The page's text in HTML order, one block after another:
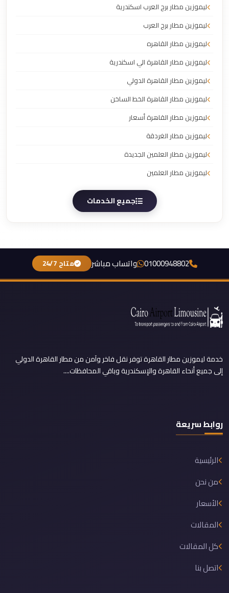
ليموزين مطار برج العرب اسكندرية
ليموزين مطار برج العرب
ليموزين مطار القاهره
ليموزين مطار القاهرة الي اسكندرية
ليموزين مطار القاهرة الدولي
ليموزين مطار القاهرة الخط الساخن
ليموزين مطار القاهرة أسعار
ليموزين مطار الغردقة
ليموزين مطار العلمين الجديدة
ليموزين مطار العلمين
جميع الخدمات
01000948802 واتساب مباشر متاح 24/7
خدمة ليموزين مطار القاهرة توفر نقل فاخر وآمن من مطار القاهرة الدولي
إلى جميع أنحاء القاهرة والإسكندرية وباقي المحافظات....
روابط سريعة
الرئيسية
من نحن
الأسعار
المقالات
كل المقالات
اتصل بنا